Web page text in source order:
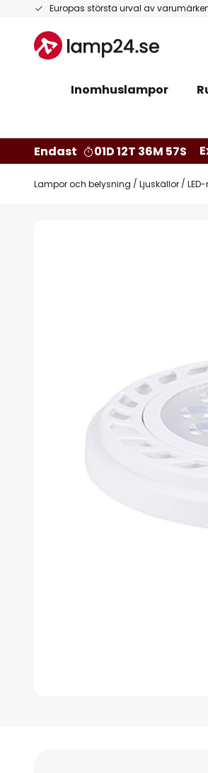
Europas största urval av
Hoppa
innehållet
Inomhuslampor
Endast
01D 12T 36M 56S
Lampor och belysning Ljuskällor